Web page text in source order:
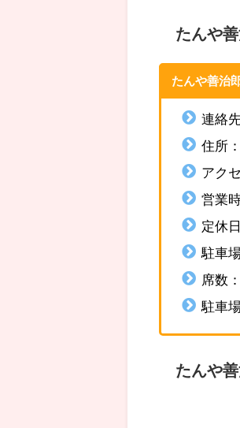
たんや
たんや善治
連絡
住所
アク
営業
定休
駐車
席数
駐車
たんや